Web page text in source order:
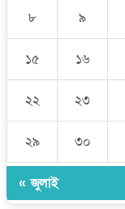
৮ ৯
১৫ ১৬
২২ ২৩
২৯ ৩০
« জুলাই